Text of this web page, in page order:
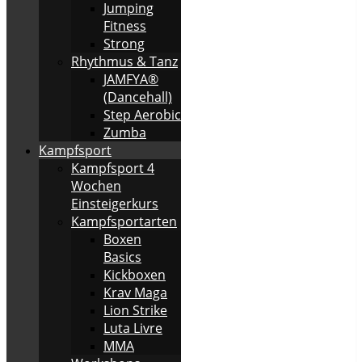
Jumping
Fitness
Strong
Rhythmus & Tanz
JAMFYA®
(Dancehall)
Step Aerobic
Zumba
Kampfsport
Kampfsport 4
Wochen
Einsteigerkurs
Kampfsportarten
Boxen
Basics
Kickboxen
Krav Maga
Lion Strike
Luta Livre
MMA